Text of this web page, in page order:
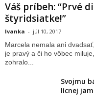
Váš príbeh: “Prvé
štyridsiatke!”
Ivanka - júl 10, 2017
Marcela nemala ani
je pravý a či ho vôbec
zohralo...
Svojmu
lícnej